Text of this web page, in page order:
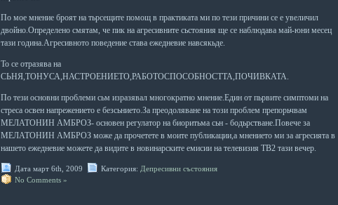
По мое мнение броят на тьрсещите помощ в практиката ми по тези причини се е увеличил
двойно.Определено смятам, че пик на агресивните сьстояния ще се наблюдава май-юни месец
тази година.Агресивното поведение става ежедневие навсякьде.
То се отразява на
СЬНЯ,ТОНУСА,НАСТРОЕНИЕТО,РАБОТОСПОСОБНОСТТА,ПОЧИВКАТА.
По тези основни проблеми сьм изразявал многократно мнение.Един от пьрвите симптоми на
стреса освен напрежението е безсьнието.За преодоляване на този проблем препорьчвам
МЕЛАТОНИН АМБРОЗ- основен регулатор на биоритьма сьн - бодьрстване.Повече за
МЕЛАТОНИН АМБРОЗ може да прочетете в моите публикации,а мнението ми за агресията в
нашето ежедневие можете да видите в новинарските емисии на телевизия ТВ2 тази вечер.
Дата март 6th, 2009 Категория: Депресивни състояния
No Comments »